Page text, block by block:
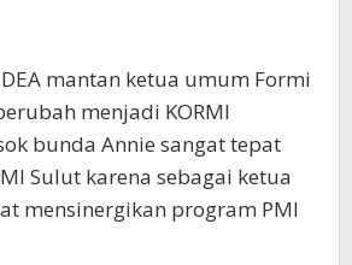
mantan ketua umum Formi
menjadi KORMI
bunda Annie sangat tepat
Sulut karena sebagai ketua
mensinergikan program PMI